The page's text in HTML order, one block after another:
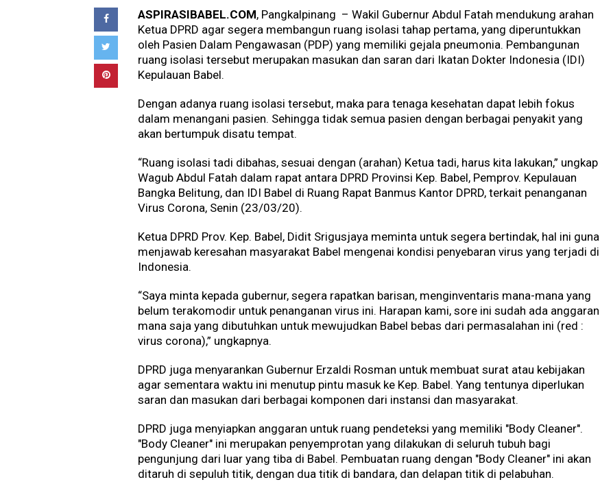
ASPIRASIBABEL.COM, Pangkalpinang – Wakil Gubernur Abdul Fatah mendukung arahan
Ketua DPRD agar segera membangun ruang isolasi tahap pertama, yang diperuntukkan
oleh Pasien Dalam Pengawasan (PDP) yang memiliki gejala pneumonia. Pembangunan
ruang isolasi tersebut merupakan masukan dan saran dari Ikatan Dokter Indonesia (IDI)
Kepulauan Babel.
Dengan adanya ruang isolasi tersebut, maka para tenaga kesehatan dapat lebih fokus
dalam menangani pasien. Sehingga tidak semua pasien dengan berbagai penyakit yang
akan bertumpuk disatu tempat.
“Ruang isolasi tadi dibahas, sesuai dengan (arahan) Ketua tadi, harus kita lakukan,” ungkap
Wagub Abdul Fatah dalam rapat antara DPRD Provinsi Kep. Babel, Pemprov. Kepulauan
Bangka Belitung, dan IDI Babel di Ruang Rapat Banmus Kantor DPRD, terkait penanganan
Virus Corona, Senin (23/03/20).
Ketua DPRD Prov. Kep. Babel, Didit Srigusjaya meminta untuk segera bertindak, hal ini guna
menjawab keresahan masyarakat Babel mengenai kondisi penyebaran virus yang terjadi di
Indonesia.
“Saya minta kepada gubernur, segera rapatkan barisan, menginventaris mana-mana yang
belum terakomodir untuk penanganan virus ini. Harapan kami, sore ini sudah ada anggaran
mana saja yang dibutuhkan untuk mewujudkan Babel bebas dari permasalahan ini (red :
virus corona),” ungkapnya.
DPRD juga menyarankan Gubernur Erzaldi Rosman untuk membuat surat atau kebijakan
agar sementara waktu ini menutup pintu masuk ke Kep. Babel. Yang tentunya diperlukan
saran dan masukan dari berbagai komponen dari instansi dan masyarakat.
DPRD juga menyiapkan anggaran untuk ruang pendeteksi yang memiliki "Body Cleaner".
"Body Cleaner" ini merupakan penyemprotan yang dilakukan di seluruh tubuh bagi
pengunjung dari luar yang tiba di Babel. Pembuatan ruang dengan "Body Cleaner" ini akan
ditaruh di sepuluh titik, dengan dua titik di bandara, dan delapan titik di pelabuhan.